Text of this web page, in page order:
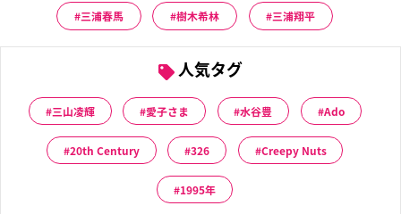
三浦春馬 樹木希林 三浦翔平
人気タグ
三山凌輝 愛子さま 水谷豊 Ado
20th Century 326 Creepy Nuts
1995年